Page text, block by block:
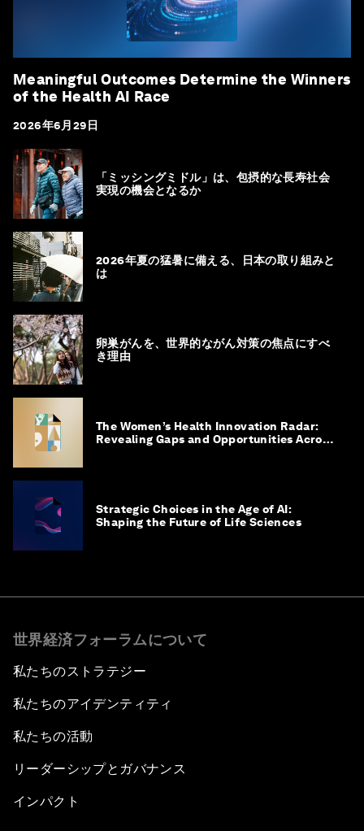
Meaningful Outcomes Determine the Winners
of the Health AI Race
2026年6月29日
「ミッシングミドル」は、包摂的な長寿社会
実現の機会となるか
2026年夏の猛暑に備える、日本の取り組みと
は
卵巣がんを、世界的ながん対策の焦点にすべ
き理由
The Women’s Health Innovation Radar:
Revealing Gaps and Opportunities Across
Strategic Choices in the Age of AI:
Shaping the Future of Life Sciences
世界経済フォーラムについて
私たちのストラテジー
私たちのアイデンティティ
私たちの活動
リーダーシップとガバナンス
インパクト